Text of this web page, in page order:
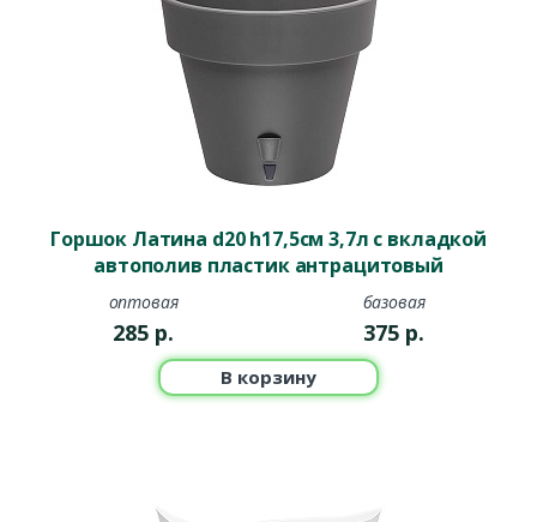
Горшок Латина d20 h17,5см 3,7л с вкладкой
автополив пластик антрацитовый
оптовая
285 р.
базовая
375 р.
В корзину